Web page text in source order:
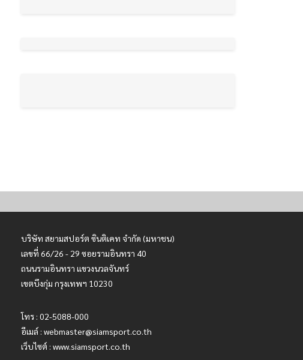
บริษัท สยามสปอร์ต ซินติเคท จำกัด (มหาชน)
เลขที่ 66/26 - 29 ซอยรามอินทรา 40
ถนนรามอินทรา แขวงนวลจันทร์
เขตบึงกุ่ม กรุงเทพฯ 10230
โทร : 02-5088-000
อีเมล์ : webmaster@siamsport.co.th
เว็บไซต์ : www.siamsport.co.th